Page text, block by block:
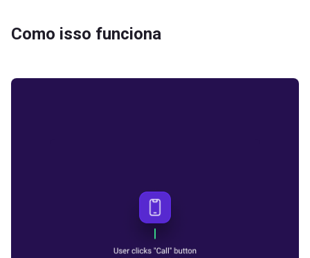
Como isso funciona